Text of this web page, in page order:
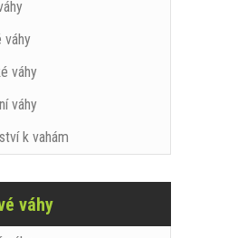
váhy
váhy
váhy
k vahám
váhy